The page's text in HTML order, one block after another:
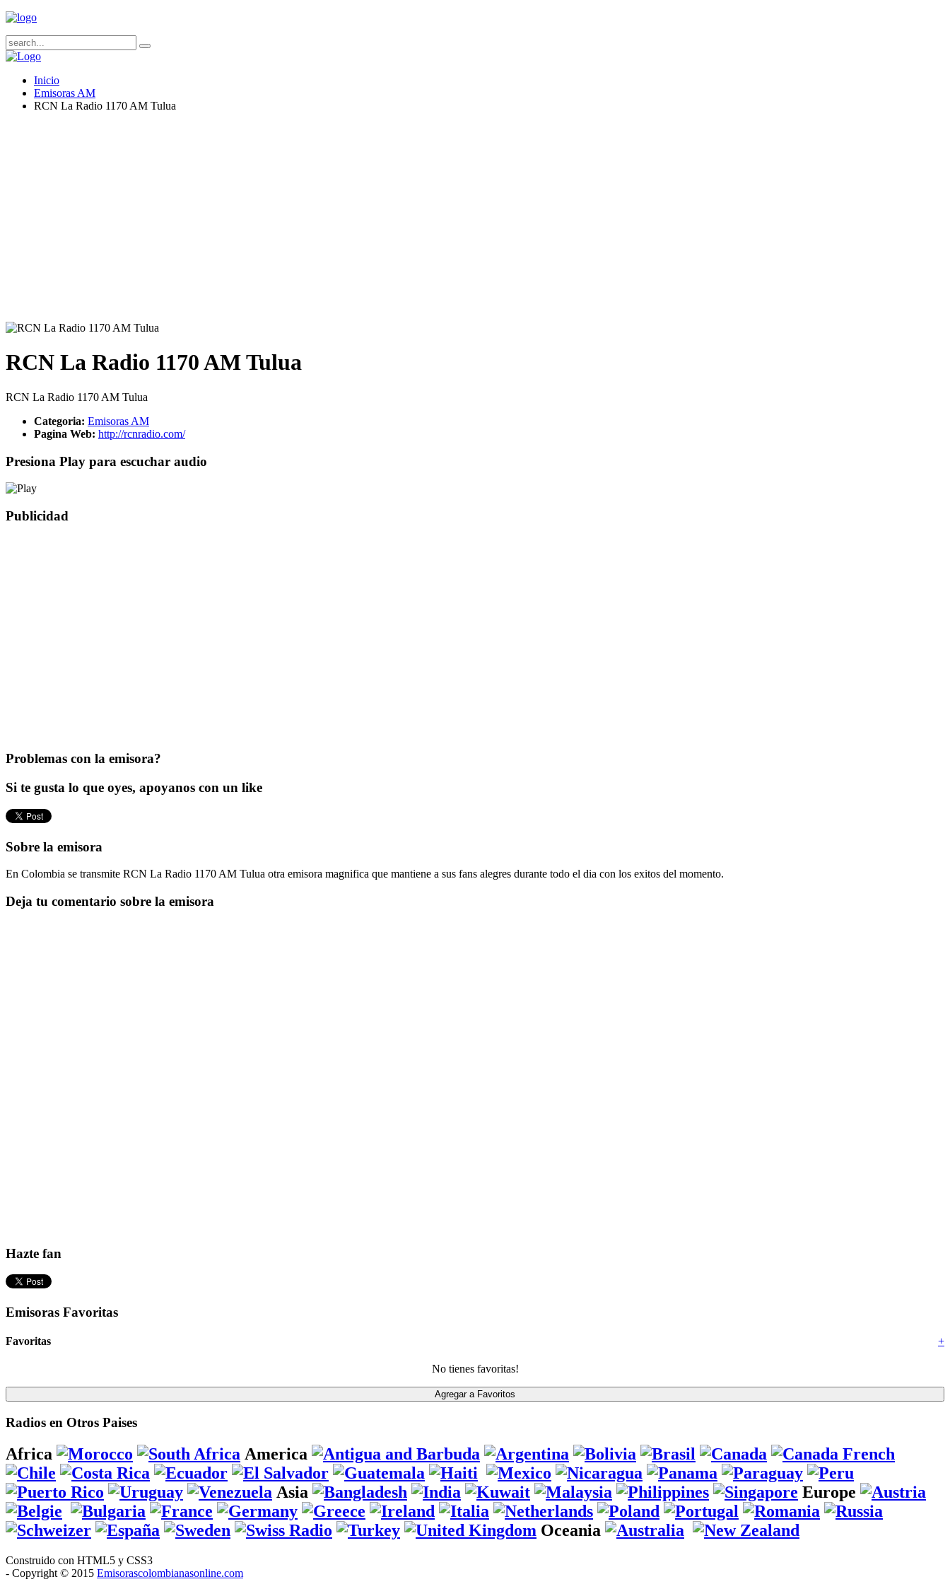
Inicio
Emisoras AM
RCN La Radio 1170 AM Tulua
RCN La Radio 1170 AM Tulua
RCN La Radio 1170 AM Tulua
Categoria: Emisoras AM
Pagina Web: http://rcnradio.com/
Presiona Play para escuchar audio
Publicidad
Problemas con la emisora?
Si te gusta lo que oyes, apoyanos con un like
Sobre la emisora
En Colombia se transmite RCN La Radio 1170 AM Tulua otra emisora magnifica que mantiene a sus fans alegres durante todo el dia con los exitos del momento.
Deja tu comentario sobre la emisora
Hazte fan
Emisoras Favoritas
+
Favoritas
No tienes favoritas!
Radios en Otros Paises
Africa America
Asia Europe
Oceania
Construido con HTML5 y CSS3
- Copyright © 2015 Emisorascolombianasonline.com